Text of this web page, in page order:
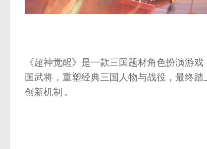
《超神觉醒》是一款三国题材角色扮演游
国武将，重塑经典三国人物与战役，最终
创新机制 。